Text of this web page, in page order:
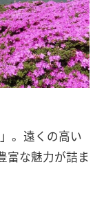
。遠くの高い
富な魅力が詰ま